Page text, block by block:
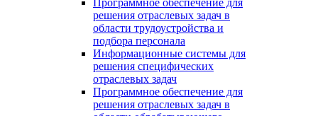
Программное обеспечение для
решения отраслевых задач в
области трудоустройства и
подбора персонала
Информационные системы для
решения специфических
отраслевых задач
Программное обеспечение для
решения отраслевых задач в